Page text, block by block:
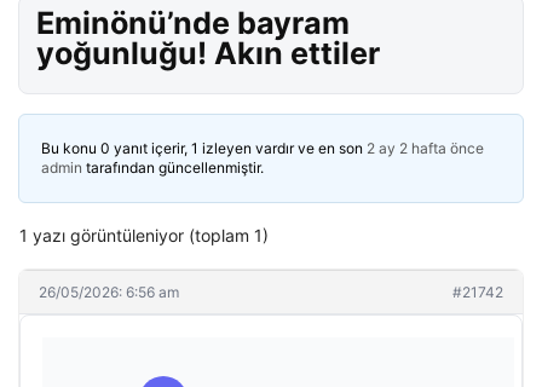
Eminönü’nde bayram
yoğunluğu! Akın ettiler
Bu konu 0 yanıt içerir, 1 izleyen vardır ve en son 2 ay 2 hafta önce
admin tarafından güncellenmiştir.
1 yazı görüntüleniyor (toplam 1)
26/05/2026: 6:56 am #21742